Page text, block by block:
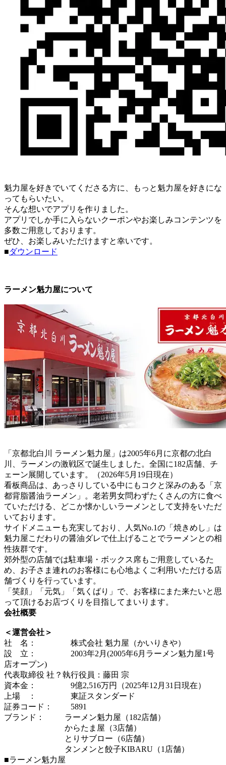
魁力屋を好きでいてくださる方に、もっと魁力屋を好きにな
ってもらいたい。
そんな想いでアプリを作りました。
アプリでしか手に入らないクーポンやお楽しみコンテンツを
多数ご用意しております。
ぜひ、お楽しみいただけますと幸いです。
■ダウンロード
ラーメン魁力屋について
「京都北白川 ラーメン魁力屋」は2005年6月に京都の北白
川、ラーメンの激戦区で誕生しました。全国に182店舗、チ
ェーン展開しています。（2026年5月19日現在）
看板商品は、あっさりしている中にもコクと深みのある「京
都背脂醤油ラーメン」。老若男女問わずたくさんの方に食べ
ていただける、どこか懐かしいラーメンとして支持をいただ
いております。
サイドメニューも充実しており、人気No.1の「焼きめし」は
魁力屋こだわりの醤油ダレで仕上げることでラーメンとの相
性抜群です。
郊外型の店舗では駐車場・ボックス席もご用意しているた
め、お子さま連れのお客様にも心地よくご利用いただける店
舗づくりを行っています。
「笑顔」「元気」「気くばり」で、お客様にまた来たいと思
って頂けるお店づくりを目指してまいります。
会社概要
＜運営会社＞
社 名： 株式会社 魁力屋（かいりきや）
設 立： 2003年2月(2005年6月ラーメン魁力屋1号
店オープン)
代表取締役 社？執行役員：藤田 宗
資本金： 9億2,516万円（2025年12月31日現在）
上場 ： 東証スタンダード
証券コード： 5891
ブランド： ラーメン魁力屋（182店舗）
からたま屋（3店舗）
とりサブロー（6店舗）
タンメンと餃子KIBARU（1店舗）
■ラーメン魁力屋